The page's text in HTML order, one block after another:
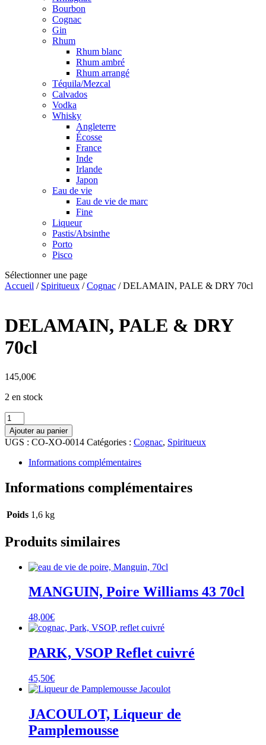
Bourbon
Cognac
Gin
Rhum
Rhum blanc
Rhum ambré
Rhum arrangé
Téquila/Mezcal
Calvados
Vodka
Whisky
Angleterre
Écosse
France
Inde
Irlande
Japon
Eau de vie
Eau de vie de marc
Fine
Liqueur
Pastis/Absinthe
Porto
Pisco
Sélectionner une page
Accueil / Spiritueux /Cognac / DELAMAIN, PALE & DRY 70cl
DELAMAIN, PALE & DRY
70cl
145,00€
2 en stock
quantité
de
DELAMAIN,
PALE
70cl
Ajouter au panier
UGS : CO-XO-0014 Catégories : Cognac, Spiritueux
Informations complémentaires
Informations complémentaires
Poids 1,6 kg
Produits similaires
MANGUIN, Poire Williams 43 70cl
48,00€
PARK, VSOP Reflet cuivré
45,50€
JACOULOT, Liqueur de
Pamplemousse